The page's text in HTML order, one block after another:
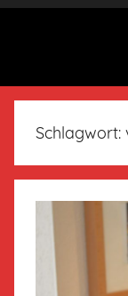
Schlagwort: